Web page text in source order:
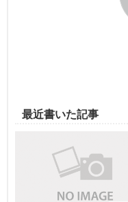
最近書いた記事